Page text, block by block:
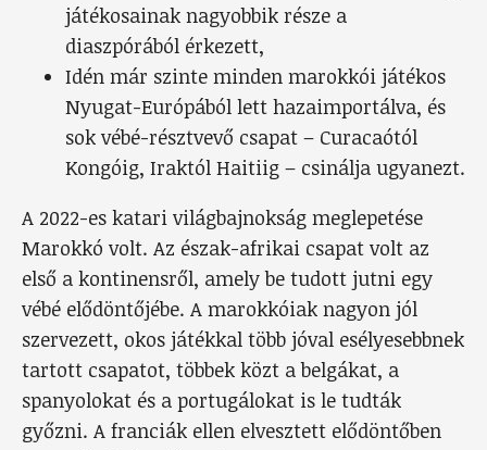
játékosainak nagyobbik része a
diaszpórából érkezett,
Idén már szinte minden marokkói játékos
Nyugat-Európából lett hazaimportálva, és
sok vébé-résztvevő csapat – Curacaótól
Kongóig, Iraktól Haitiig – csinálja ugyanezt.
A 2022-es katari világbajnokság meglepetése
Marokkó volt. Az észak-afrikai csapat volt az
első a kontinensről, amely be tudott jutni egy
vébé elődöntőjébe. A marokkóiak nagyon jól
szervezett, okos játékkal több jóval esélyesebbnek
tartott csapatot, többek közt a belgákat, a
spanyolokat és a portugálokat is le tudták
győzni. A franciák ellen elvesztett elődöntőben